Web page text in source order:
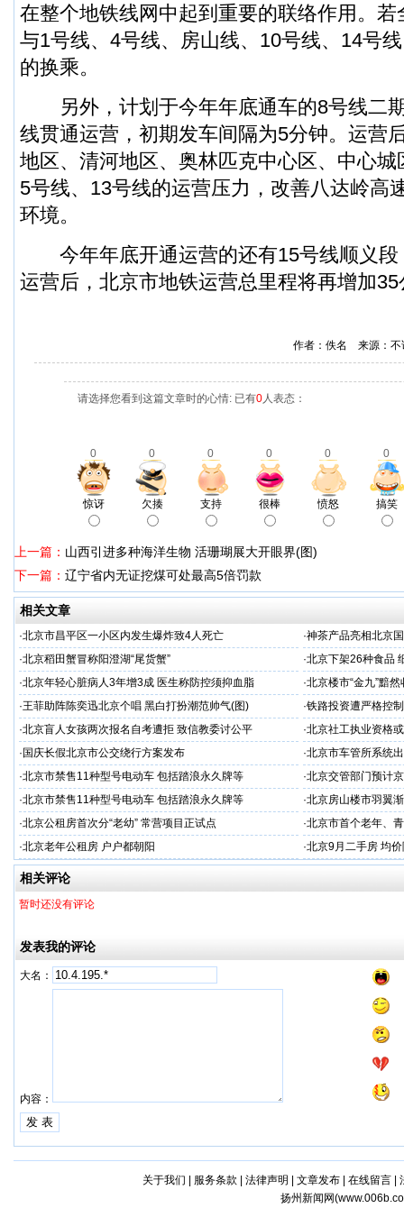
在整个地铁线网中起到重要的联络作用。
与1号线、4号线、房山线、10号线、14号
的换乘。
另外，计划于今年年底通车的8号线二
线贯通运营，初期发车间隔为5分钟。运营
地区、清河地区、奥林匹克中心区、中心
5号线、13号线的运营压力，改善八达岭高
环境。
今年年底开通运营的还有15号线顺义段
运营后，北京市地铁运营总里程将再增加35
作者：佚名 来源：
请选择您看到这篇文章时的心情: 已有0人表态：
0 0 0 0 0 0
惊讶 欠揍 支持 很棒 愤怒 搞笑
上一篇： 山西引进多种海洋生物 活珊瑚展大开眼界(图)
下一篇： 辽宁省内无证挖煤可处最高5倍罚款
相关文章
·北京市昌平区一小区内发生爆炸致4人死亡 ·神茶产品亮相北京
示会
·北京稻田蟹冒称阳澄湖“尾货蟹” ·北京下架26种食品
·北京年轻心脏病人3年增3成 医生称防控须抑血脂 ·北京楼市“金九”黯
·王菲助阵陈奕迅北京个唱 黑白打扮潮范帅气(图) ·铁路投资遭严格控
·北京盲人女孩两次报名自考遭拒 致信教委讨公平 ·北京社工执业资格
· 国庆长假北京市公交绕行方案发布 ·北京市车管所系统
·北京市禁售11种型号电动车 包括踏浪永久牌等 ·北京交管部门预计
·北京市禁售11种型号电动车 包括踏浪永久牌等 ·北京房山楼市羽翼
·北京公租房首次分“老幼” 常营项目正试点 ·北京市首个老年、
·北京老年公租房 户户都朝阳 ·北京9月二手房 均
相关评论
暂时还没有评论
发表我的评论
大名：
内容：
关于我们 服务条款 法律声明 文章发布| 在线留言|
扬州新闻网(